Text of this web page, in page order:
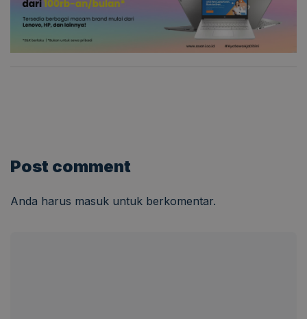
Post comment
Anda harus masuk untuk berkomentar.